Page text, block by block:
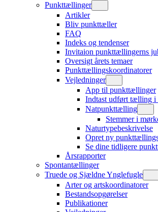
Punkttællinger
Artikler
Bliv punkttæller
FAQ
Indeks og tendenser
Invitaion punkttællingerns
Oversigt årets temaer
Punkttællingskoordinatorer
Vejledninger
App til punkttællinger
Indtast udført tælling i
Natpunkttælling
Stemmer i
Naturtypebeskrivelse
Opret ny
Se dine tidligere
Årsrapporter
Spontantællinger
Truede og Sjældne Ynglefugle
Arter og artskoordinatorer
Bestandsopgørelser
Publikationer